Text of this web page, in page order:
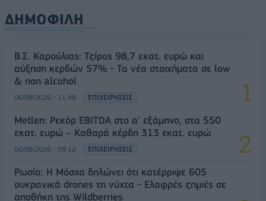
ΔΗΜΟΦΙΛΗ
Β.Σ. Καρούλιας: Τζίρος 98,7 εκατ. ευρώ και
αύξηση κερδών 57% - Τα νέα στοιχήματα σε low
& non alcohol
06/08/2026 - 11:48 ΕΠΙΧΕΙΡΗΣΕΙΣ
Metlen: Ρεκόρ EBITDA στο α' εξάμηνο, στα 550
εκατ. ευρώ – Καθαρά κέρδη 313 εκατ. ευρώ
06/08/2026 - 09:12 ΕΠΙΧΕΙΡΗΣΕΙΣ
Ρωσία: Η Μόσχα δηλώνει ότι κατέρριψε 605
ουκρανικά drones τη νύχτα - Ελαφρές ζημιές σε
αποθήκη της Wildberries